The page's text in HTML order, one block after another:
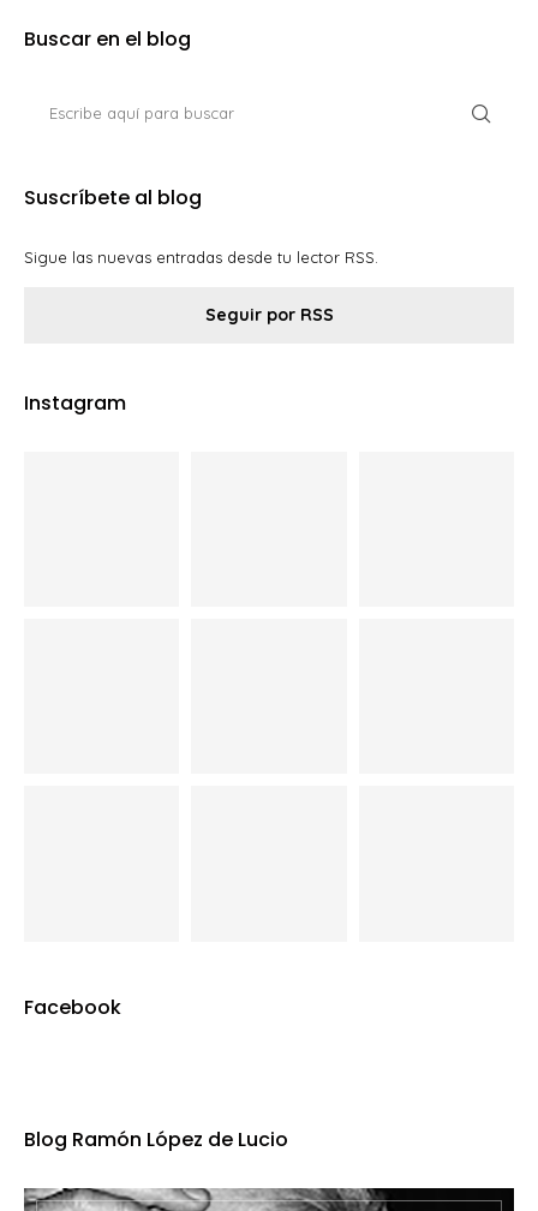
Buscar en el blog
Suscríbete al blog
Sigue las nuevas entradas desde tu lector RSS.
Seguir por RSS
Instagram
Facebook
Blog Ramón López de Lucio